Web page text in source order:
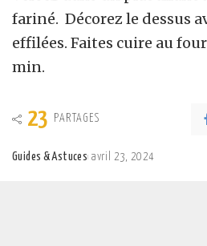
fariné. Décorez le dessus
effilées. Faites cuire au
min.
23 PARTAGES
Guides & Astuces avril 23, 2024